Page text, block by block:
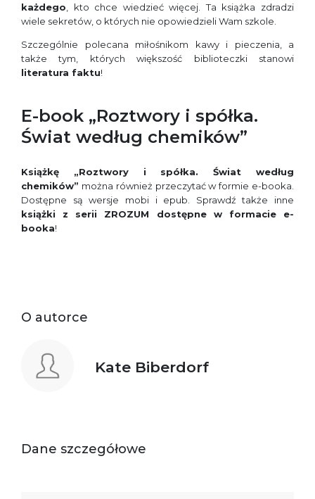
każdego , kto chce wiedzieć więcej. Ta książka zdradzi
wiele sekretów, o których nie opowiedzieli Wam szkole.
Szczególnie polecana miłośnikom kawy i pieczenia, a
także tym, których większość biblioteczki stanowi
literatura faktu!
E-book „Roztwory i spółka.
Świat według chemików”
Książkę „Roztwory i spółka. Świat według
chemików” można również przeczytać w formie e-booka.
Dostępne są wersje mobi i epub. Sprawdź także inne
książki z serii ZROZUM dostępne w formacie e-
booka!
O autorce
Kate Biberdorf
Dane szczegółowe